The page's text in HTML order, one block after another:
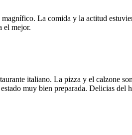
La comida y la actitud
el mejor.
italiano. La pizza y el calzone
muy bien preparada. Delicias del